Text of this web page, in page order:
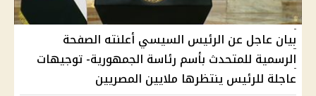
بيان عاجل عن الرئيس السيسي أعلنته الصفحة
الرسمية للمتحدث بأسم رئاسة الجمهورية- توجيهات
عاجلة للرئيس ينتظرها ملايين المصريين